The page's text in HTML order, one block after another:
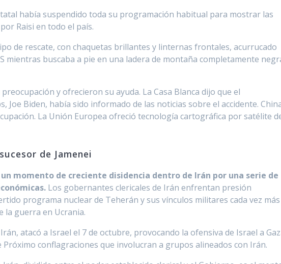
había suspendido toda su programación habitual para mostrar las
Raisi en todo el país.
de rescate, con chaquetas brillantes y linternas frontales, acurrucado
mientras buscaba a pie en una ladera de montaña completamente
y ofrecieron su ayuda. La Casa Blanca dijo que el
Joe Biden, había sido informado de las noticias sobre el accidente.
La Unión Europea ofreció tecnología cartográfica por satélite
de Jamenei
momento de creciente disidencia dentro de Irán por una serie de
Los gobernantes clericales de Irán enfrentan presión
programa nuclear de Teherán y sus vínculos militares cada vez más
la guerra en Ucrania.
atacó a Israel el 7 de octubre, provocando la ofensiva de Israel a
conflagraciones que involucran a grupos alineados con Irán.